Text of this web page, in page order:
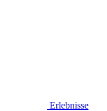
Erlebnisse